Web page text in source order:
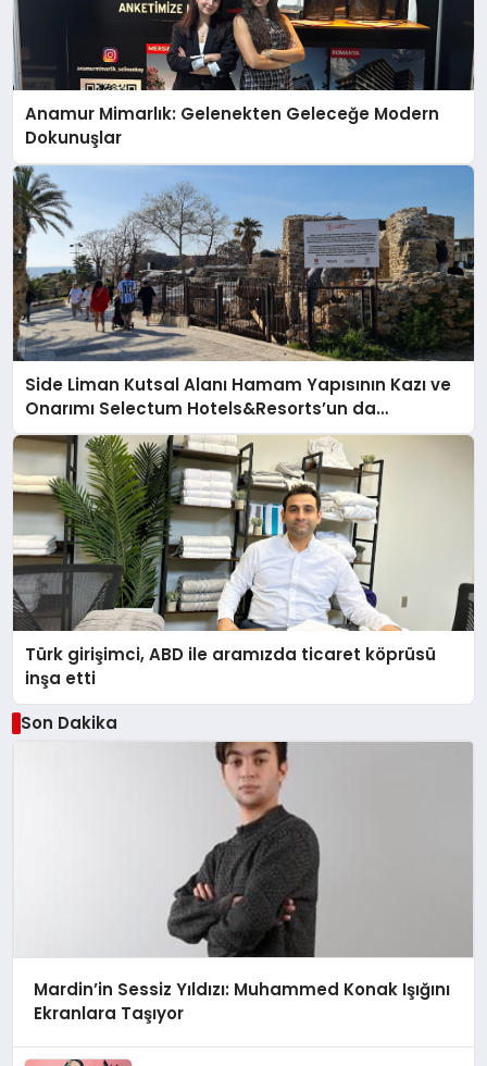
Anamur Mimarlık: Gelenekten Geleceğe Modern
Dokunuşlar
Side Liman Kutsal Alanı Hamam Yapısının Kazı ve
Onarımı Selectum Hotels&Resorts’un da
Katkılarıyla Tamamlandı
Türk girişimci, ABD ile aramızda ticaret köprüsü
inşa etti
Son Dakika
Mardin’in Sessiz Yıldızı: Muhammed Konak Işığını
Ekranlara Taşıyor